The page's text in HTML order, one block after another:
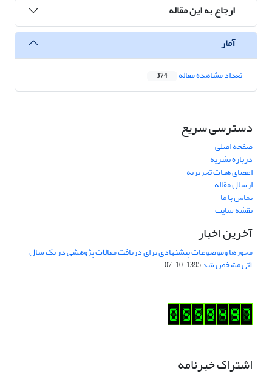
ارجاع به این مقاله
آمار
تعداد مشاهده مقاله 374
دسترسی سریع
صفحه اصلی
درباره نشریه
اعضای هیات تحریریه
ارسال مقاله
تماس با ما
نقشه سایت
آخرین اخبار
محورها وموضوعات پیشنهادی برای دریافت مقالات پژوهشی در یک سال
آتی مشخص شد1395-10-07
اشتراک خبرنامه